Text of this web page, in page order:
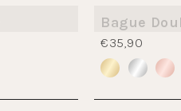
Bague
€35,90